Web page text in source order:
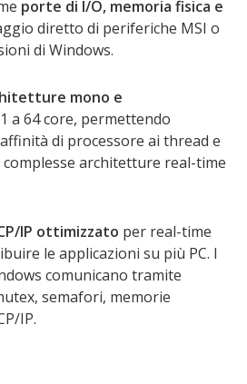
porte di I/O, memoria fisica e
diretto di periferiche MSI o
di Windows.
mono e
a 64 core, permettendo
di processore ai thread e
complesse architetture real-time
IP ottimizzato per real-time
le applicazioni su più PC. I
comunicano tramite
semafori, memorie
IP.